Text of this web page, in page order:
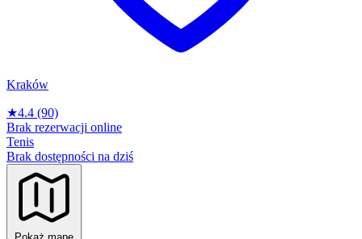
Kraków
★4.4 (90)
Brak rezerwacji online
Tenis
Brak dostępności na dziś
Pokaż mapę